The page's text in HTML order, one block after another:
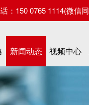
：150 0765 1114(微信
新闻动态 视频中心